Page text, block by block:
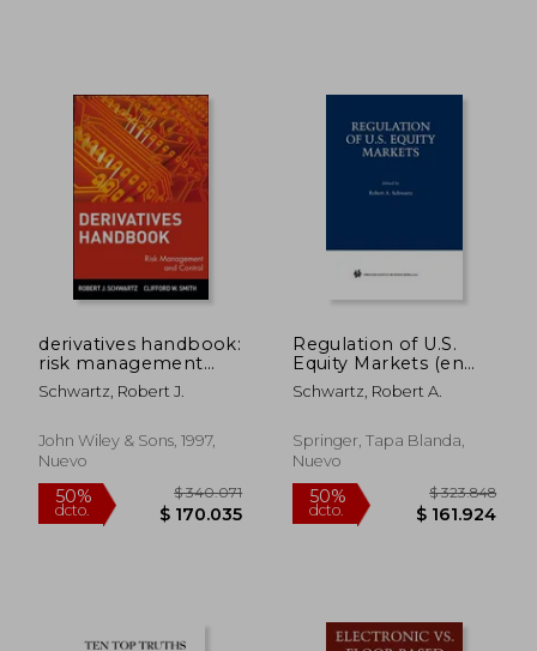
50%
dcto.
$ 103.579
$ 51.790
50%
derivatives handbook:
risk management
and control (en
Inglés)
Schwartz, Robert J.
John Wiley & Sons, 1997,
Nuevo
Regulation of U.S.
Equity Markets (en
Inglés)
Schwartz, Robert A.
Springer, Tapa Blanda,
Nuevo